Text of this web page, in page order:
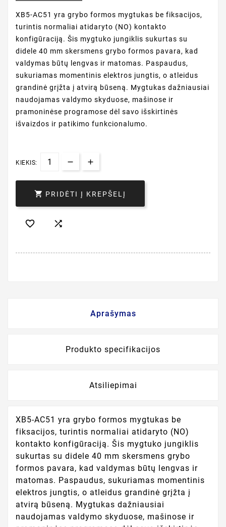
XB5-AC51 yra grybo formos mygtukas be fiksacijos,
turintis normaliai atidaryto (NO) kontakto
konfigūraciją. Šis mygtuko jungiklis sukurtas su
didele 40 mm skersmens grybo formos pavara, kad
valdymas būtų lengvas ir matomas. Paspaudus,
sukuriamas momentinis elektros jungtis, o atleidus
grandinė grįžta į atvirą būseną. Mygtukas dažniausiai
naudojamas valdymo skyduose, mašinose ir
pramoninėse programose dėl savo išskirtinės
išvaizdos ir patikimo funkcionalumo.
KIEKIS:
 PRIDĖTI Į KREPŠELĮ
 
Aprašymas
Produkto specifikacijos
Atsiliepimai
XB5-AC51 yra grybo formos mygtukas be
fiksacijos, turintis normaliai atidaryto (NO)
kontakto konfigūraciją. Šis mygtuko jungiklis
sukurtas su didele 40 mm skersmens grybo
formos pavara, kad valdymas būtų lengvas ir
matomas. Paspaudus, sukuriamas momentinis
elektros jungtis, o atleidus grandinė grįžta į
atvirą būseną. Mygtukas dažniausiai
naudojamas valdymo skyduose, mašinose ir